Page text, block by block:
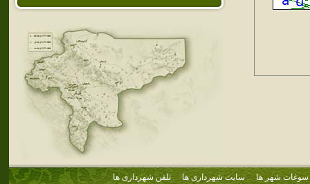
سوغات شهر ها سایت شهرداری ها تلفن شهرداری ها